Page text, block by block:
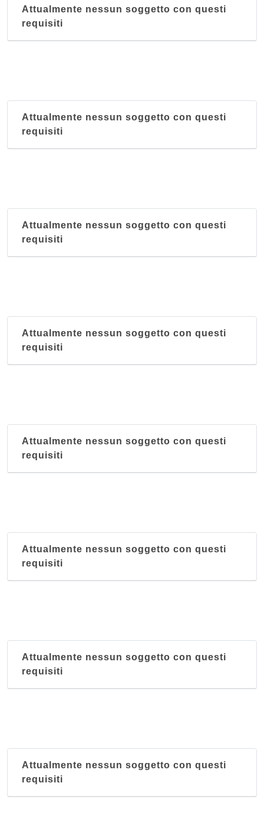
Attualmente nessun soggetto con questi
requisiti
Attualmente nessun soggetto con questi
requisiti
Attualmente nessun soggetto con questi
requisiti
Attualmente nessun soggetto con questi
requisiti
Attualmente nessun soggetto con questi
requisiti
Attualmente nessun soggetto con questi
requisiti
Attualmente nessun soggetto con questi
requisiti
Attualmente nessun soggetto con questi
requisiti